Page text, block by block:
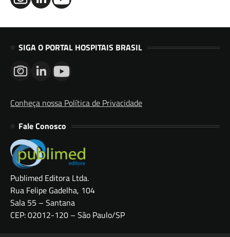
SIGA O PORTAL HOSPITAIS BRASIL
Conheça nossa Política de Privacidade
Fale Conosco
Publimed Editora Ltda.
Rua Felipe Gadelha, 104
Sala 55 – Santana
CEP: 02012-120 – São Paulo/SP